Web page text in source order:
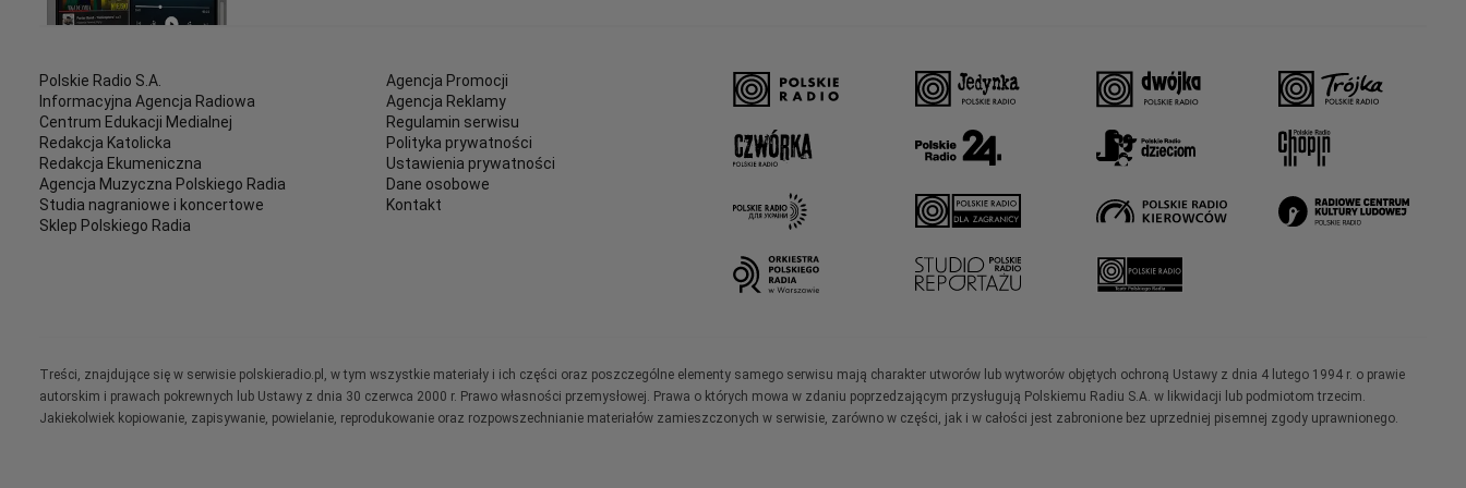
Polskie Radio S.A.
Informacyjna Agencja Radiowa
Centrum Edukacji Medialnej
Redakcja Katolicka
Redakcja Ekumeniczna
Agencja Muzyczna Polskiego Radia
Studia nagraniowe i koncertowe
Sklep Polskiego Radia
Agencja Promocji
Agencja Reklamy
Regulamin serwisu
Polityka prywatności
Ustawienia prywatności
Dane osobowe
Kontakt
Treści, znajdujące się w serwisie polskieradio.pl, w tym wszystkie materiały i ich części oraz poszczególne elementy samego serwisu mają charakter utworów lub wytworów objętych ochroną Ustawy z dnia 4 lutego 1994 r. o prawie
autorskim i prawach pokrewnych lub Ustawy z dnia 30 czerwca 2000 r. Prawo własności przemysłowej. Prawa o których mowa w zdaniu poprzedzającym przysługują Polskiemu Radiu S.A. w likwidacji lub podmiotom trzecim.
Jakiekolwiek kopiowanie, zapisywanie, powielanie, reprodukowanie oraz rozpowszechnianie materiałów zamieszczonych w serwisie, zarówno w części, jak i w całości jest zabronione bez uprzedniej pisemnej zgody uprawnionego.